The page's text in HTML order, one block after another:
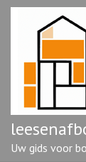
Ga
enter)
Uw gids voor